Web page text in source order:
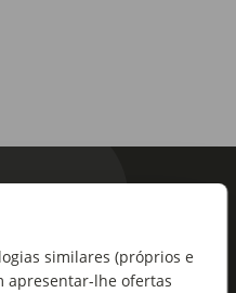
similares (próprios e
apresentar-lhe ofertas